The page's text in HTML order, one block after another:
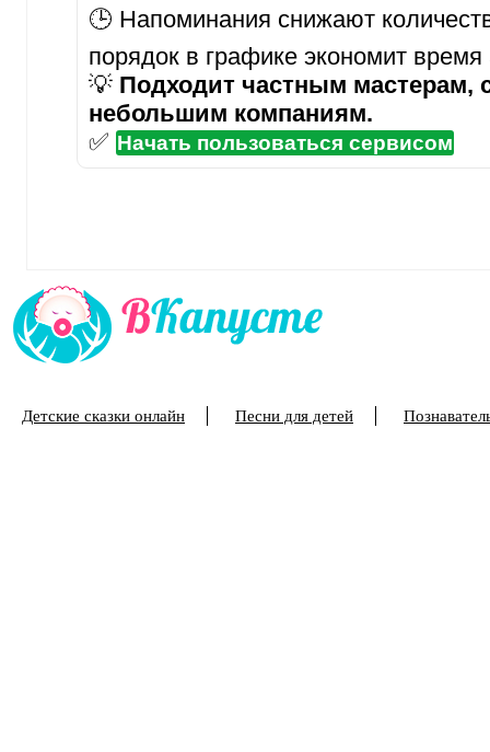
🕒 Напоминания снижают
порядок в графике экономит
💡 Подходит частным мастерам,
небольшим компаниям.
✅ Начать пользоваться сервисом
Детские сказки онлайн Песни для детей